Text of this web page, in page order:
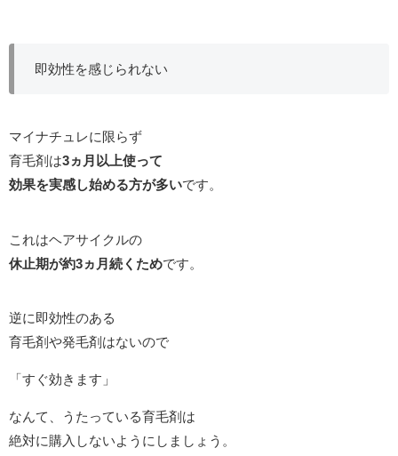
即効性を感じられない
マイナチュレに限らず
育毛剤は3ヵ月以上使って
効果を実感し始める方が多いです。
これはヘアサイクルの
休止期が約3ヵ月続くためです。
逆に即効性のある
育毛剤や発毛剤はないので
「すぐ効きます」
なんて、うたっている育毛剤は
絶対に購入しないようにしましょう。